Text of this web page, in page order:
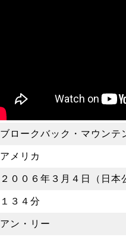
ブロークバック・マウンテ
アメリカ
２００６年３月４日（日本
１３４分
アン・リー